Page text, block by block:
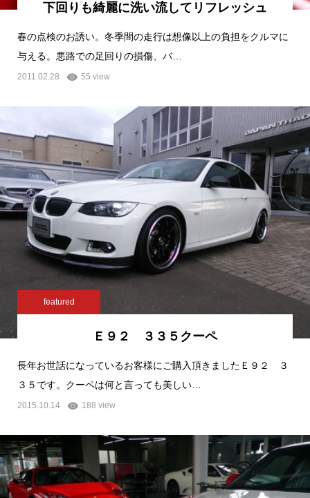
下回りも綺麗に洗い流してリフレッシュ
春の点検のお誘い。冬季間の走行は想像以上の負担をクルマに
与える。悪路での足回りの損傷、バ…
2011.02.28 55 view
featured
Ｅ９２ ３３５クーペ
長年お世話になっているお客様にご購入頂きましたＥ９２ ３
３５です。クーペは何と言っても美しい…
2015.10.14 188 view